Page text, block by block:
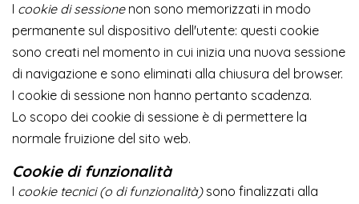
I cookie di sessionenon sono memorizzati in modo
permanente sul dispositivo dell'utente: questi cookie
sono creati nel momento in cui inizia una nuova sessione
di navigazione e sono eliminati alla chiusura del browser.
I cookie di sessione non hanno pertanto scadenza.
Lo scopo dei cookie di sessione è di permettere la
normale fruizione del sito web.
Cookie di funzionalità
I cookie tecnici (o di funzionalità)sono finalizzati alla